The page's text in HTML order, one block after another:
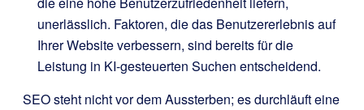
unerlässlich. Faktoren, die das Benutzererlebnis auf
Ihrer Website verbessern, sind bereits für die
Leistung in KI-gesteuerten Suchen entscheidend.
SEO steht nicht vor dem Aussterben; es durchläuft eine